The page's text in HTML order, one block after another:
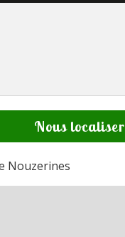
Nous localiser
Nouzerines